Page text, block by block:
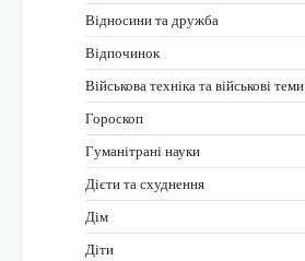
Відносини та дружба
Відпочинок
Військова техніка та військові теми
Гороскоп
Гуманітрані науки
Дієти та схуднення
Дім
Діти